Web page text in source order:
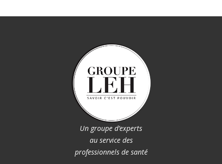
Un groupe d’experts
au service des
professionnels de santé